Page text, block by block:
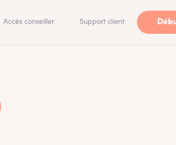
Accès conseiller Support client